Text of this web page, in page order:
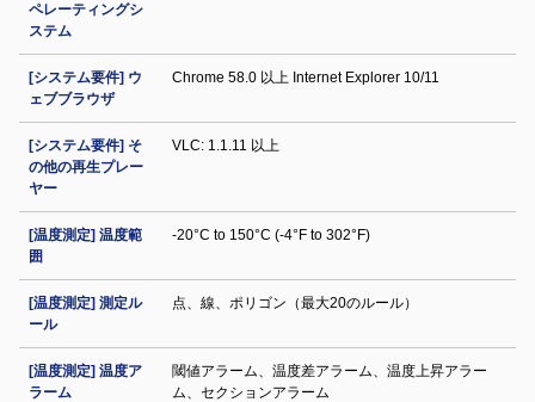
ペレーティングシ
ステム
[システム要件] ウ
ェブブラウザ
Chrome 58.0 以上 Internet Explorer 10/11
[システム要件] そ
の他の再生プレー
ヤー
VLC: 1.1.11 以上
[温度測定] 温度範
囲
-20°C to 150°C (-4°F to 302°F)
[温度測定] 測定ル
ール
点、線、ポリゴン（最大20のルール）
[温度測定] 温度ア
ラーム
閾値アラーム、温度差アラーム、温度上昇アラー
ム、セクションアラーム